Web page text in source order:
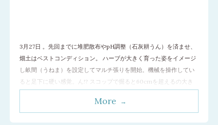
3月27日 。先回までに堆肥散布やpH調整（石灰耕うん）を済ませ、
畑土はベストコンディション。 ハーブが大きく育った姿をイメージ
し畝間（うねま）を設定してマルチ張りを開始。機械を操作してい
ると足下に硬い感覚。ん!? スコップで掘ると60cmを超えるの大き
が柔らかくなるとより深く耕うんできるようになるため今まで届か
More